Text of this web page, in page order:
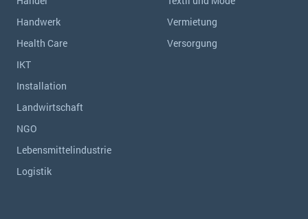
Handwerk
Health Care
IKT
Installation
Landwirtschaft
NGO
Lebensmittelindustrie
Logistik
Vermietung
Versorgung